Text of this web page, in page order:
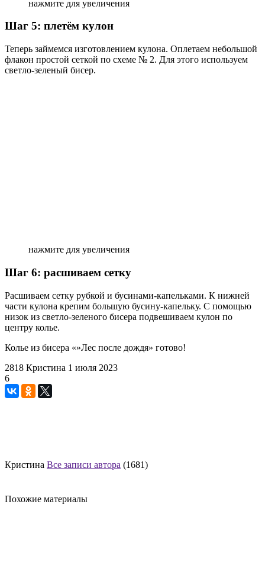
нажмите для увеличения
Шаг 5: плетём кулон
Теперь займемся изготовлением кулона. Оплетаем небольшой
флакон простой сеткой по схеме № 2. Для этого используем
светло-зеленый бисер.
нажмите для увеличения
Шаг 6: расшиваем сетку
Расшиваем сетку рубкой и бусинами-капельками. К нижней
части кулона крепим большую бусину-капельку. С помощью
низок из светло-зеленого бисера подвешиваем кулон по
центру колье.
Колье из бисера «»Лес после дождя» готово!
2818 Кристина 1 июля 2023
6
Кристина Все записи автора (1681)
Похожие материалы